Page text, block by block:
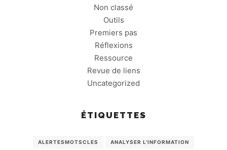
Non classé
Outils
Premiers pas
Réflexions
Ressource
Revue de liens
Uncategorized
ÉTIQUETTES
ALERTESMOTSCLES ANALYSER L'INFORMATION